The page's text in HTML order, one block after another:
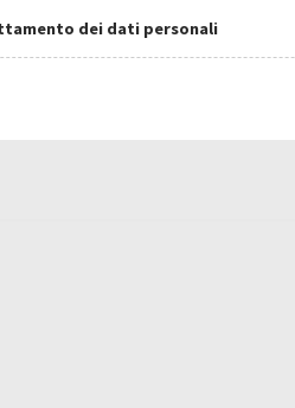
dei dati personali